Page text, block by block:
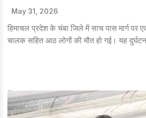
May 31, 2026
हिमाचल प्रदेश के चंबा जिले में साच पास मार्ग
चालक सहित आठ लोगों की मौत हो गई। यह